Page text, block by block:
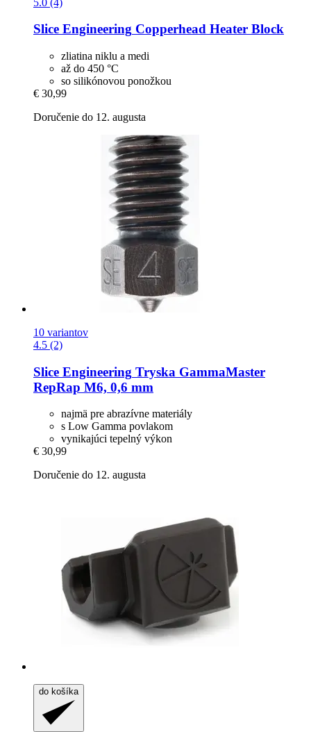
Slice Engineering Copperhead Heater Block
zliatina niklu a medi
až do 450 °C
so silikónovou ponožkou
€ 30,99
Doručenie do 12. augusta
10 variantov
4.5 (2)
Slice Engineering Tryska GammaMaster
RepRap M6, 0,6 mm
najmä pre abrazívne materiály
s Low Gamma povlakom
vynikajúci tepelný výkon
€ 30,99
Doručenie do 12. augusta
do košíka